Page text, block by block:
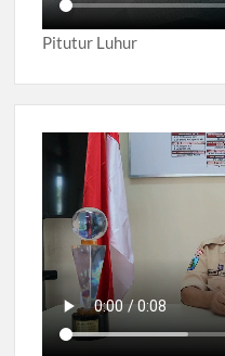
Pitutur Luhur